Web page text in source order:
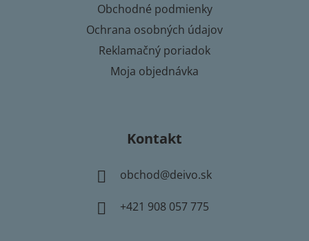
Obchodné podmienky
Ochrana osobných údajov
Reklamačný poriadok
Moja objednávka
Kontakt
obchod@deivo.sk
+421 908 057 775